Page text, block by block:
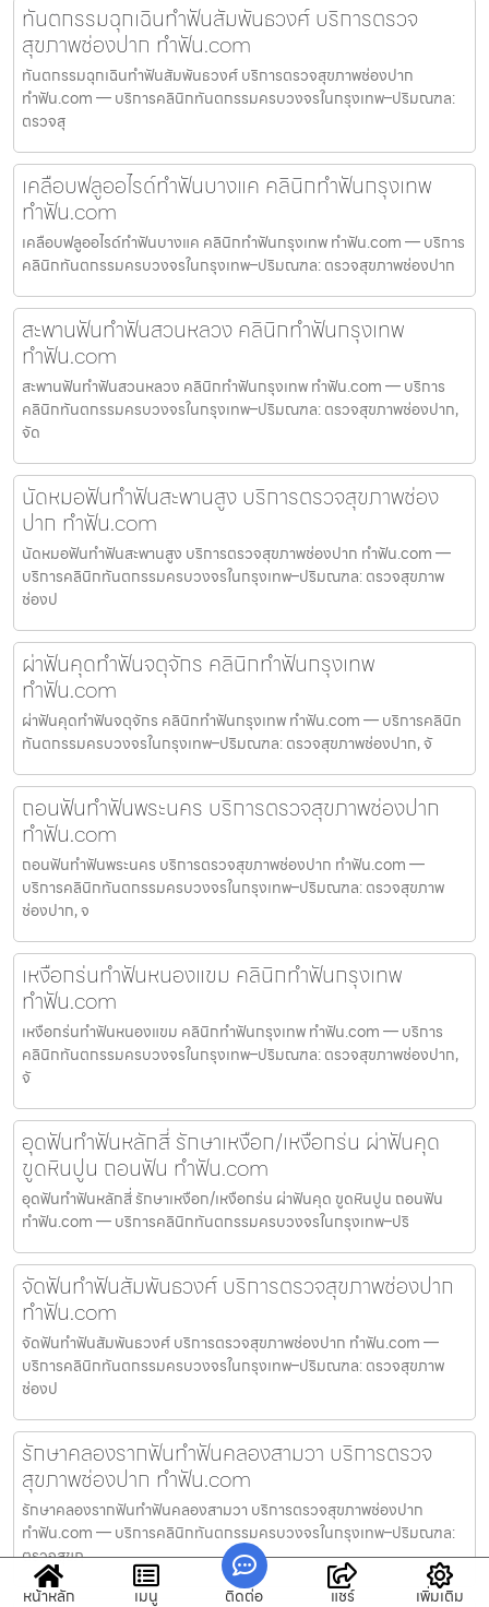
ทันตกรรมฉุกเฉินทำฟันสัมพันธวงศ์ บริการตรวจ
สุขภาพช่องปาก ทำฟัน.com
ทันตกรรมฉุกเฉินทำฟันสัมพันธวงศ์ บริการตรวจสุขภาพช่องปาก
ทำฟัน.com — บริการคลินิกทันตกรรมครบวงจรในกรุงเทพ–ปริมณฑล:
ตรวจสุ
เคลือบฟลูออไรด์ทำฟันบางแค คลินิกทำฟันกรุงเทพ
ทำฟัน.com
เคลือบฟลูออไรด์ทำฟันบางแค คลินิกทำฟันกรุงเทพ ทำฟัน.com — บริการ
คลินิกทันตกรรมครบวงจรในกรุงเทพ–ปริมณฑล: ตรวจสุขภาพช่องปาก
สะพานฟันทำฟันสวนหลวง คลินิกทำฟันกรุงเทพ
ทำฟัน.com
สะพานฟันทำฟันสวนหลวง คลินิกทำฟันกรุงเทพ ทำฟัน.com — บริการ
คลินิกทันตกรรมครบวงจรในกรุงเทพ–ปริมณฑล: ตรวจสุขภาพช่องปาก,
จัด
นัดหมอฟันทำฟันสะพานสูง บริการตรวจสุขภาพช่อง
ปาก ทำฟัน.com
นัดหมอฟันทำฟันสะพานสูง บริการตรวจสุขภาพช่องปาก ทำฟัน.com —
บริการคลินิกทันตกรรมครบวงจรในกรุงเทพ–ปริมณฑล: ตรวจสุขภาพ
ช่องป
ผ่าฟันคุดทำฟันจตุจักร คลินิกทำฟันกรุงเทพ
ทำฟัน.com
ผ่าฟันคุดทำฟันจตุจักร คลินิกทำฟันกรุงเทพ ทำฟัน.com — บริการคลินิก
ทันตกรรมครบวงจรในกรุงเทพ–ปริมณฑล: ตรวจสุขภาพช่องปาก, จั
ถอนฟันทำฟันพระนคร บริการตรวจสุขภาพช่องปาก
ทำฟัน.com
ถอนฟันทำฟันพระนคร บริการตรวจสุขภาพช่องปาก ทำฟัน.com —
บริการคลินิกทันตกรรมครบวงจรในกรุงเทพ–ปริมณฑล: ตรวจสุขภาพ
ช่องปาก, จ
เหงือกร่นทำฟันหนองแขม คลินิกทำฟันกรุงเทพ
ทำฟัน.com
เหงือกร่นทำฟันหนองแขม คลินิกทำฟันกรุงเทพ ทำฟัน.com — บริการ
คลินิกทันตกรรมครบวงจรในกรุงเทพ–ปริมณฑล: ตรวจสุขภาพช่องปาก,
จั
อุดฟันทำฟันหลักสี่ รักษาเหงือก/เหงือกร่น ผ่าฟันคุด
ขูดหินปูน ถอนฟัน ทำฟัน.com
อุดฟันทำฟันหลักสี่ รักษาเหงือก/เหงือกร่น ผ่าฟันคุด ขูดหินปูน ถอนฟัน
ทำฟัน.com — บริการคลินิกทันตกรรมครบวงจรในกรุงเทพ–ปริ
จัดฟันทำฟันสัมพันธวงศ์ บริการตรวจสุขภาพช่องปาก
ทำฟัน.com
จัดฟันทำฟันสัมพันธวงศ์ บริการตรวจสุขภาพช่องปาก ทำฟัน.com —
บริการคลินิกทันตกรรมครบวงจรในกรุงเทพ–ปริมณฑล: ตรวจสุขภาพ
ช่องป
รักษาคลองรากฟันทำฟันคลองสามวา บริการตรวจ
สุขภาพช่องปาก ทำฟัน.com
รักษาคลองรากฟันทำฟันคลองสามวา บริการตรวจสุขภาพช่องปาก
ทำฟัน.com — บริการคลินิกทันตกรรมครบวงจรในกรุงเทพ–ปริมณฑล:
ตรวจสุขภ
หน้าหลัก เมนู ติดต่อ แชร์ เพิ่มเติม